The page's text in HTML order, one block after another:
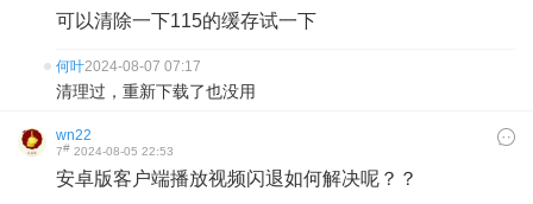
可以清除一下115的缓存试一下
何叶2024-08-07 07:17
清理过，重新下载了也没用
wn22
7# 2024-08-05 22:53
安卓版客户端播放视频闪退如何解决呢？？